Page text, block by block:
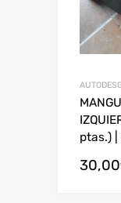
ptas.) |
30,00